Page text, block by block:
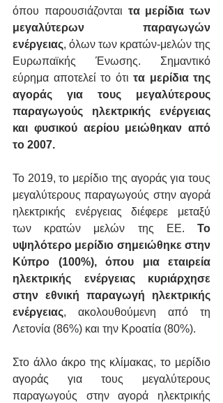
όπου παρουσιάζονται τα μερίδια των
μεγαλύτερων παραγωγών
ενέργειας, όλων των κρατών-μελών της
Ευρωπαϊκής Ένωσης. Σημαντικό
εύρημα αποτελεί το ότι τα μερίδια της
αγοράς για τους μεγαλύτερους
παραγωγούς ηλεκτρικής ενέργειας
και φυσικού αερίου μειώθηκαν από
το 2007.
Το 2019, το μερίδιο της αγοράς για τους
μεγαλύτερους παραγωγούς στην αγορά
ηλεκτρικής ενέργειας διέφερε μεταξύ
των κρατών μελών της ΕΕ. Το
υψηλότερο μερίδιο σημειώθηκε στην
Κύπρο (100%), όπου μια εταιρεία
ηλεκτρικής ενέργειας κυριάρχησε
στην εθνική παραγωγή ηλεκτρικής
ενέργειας, ακολουθούμενη από τη
Λετονία (86%) και την Κροατία (80%).
Στο άλλο άκρο της κλίμακας, το μερίδιο
αγοράς για τους μεγαλύτερους
παραγωγούς στην αγορά ηλεκτρικής